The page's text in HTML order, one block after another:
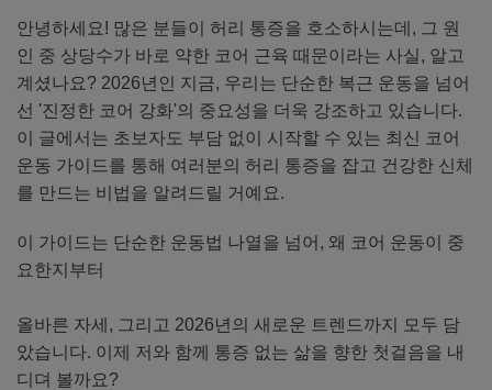
안녕하세요! 많은 분들이 허리 통증을 호소하시는데, 그 원
인 중 상당수가 바로 약한 코어 근육 때문이라는 사실, 알고
계셨나요? 2026년인 지금, 우리는 단순한 복근 운동을 넘어
선 '진정한 코어 강화'의 중요성을 더욱 강조하고 있습니다.
이 글에서는 초보자도 부담 없이 시작할 수 있는 최신 코어
운동 가이드를 통해 여러분의 허리 통증을 잡고 건강한 신체
를 만드는 비법을 알려드릴 거예요.
이 가이드는 단순한 운동법 나열을 넘어, 왜 코어 운동이 중
요한지부터
올바른 자세, 그리고 2026년의 새로운 트렌드까지 모두 담
았습니다. 이제 저와 함께 통증 없는 삶을 향한 첫걸음을 내
디뎌 볼까요?